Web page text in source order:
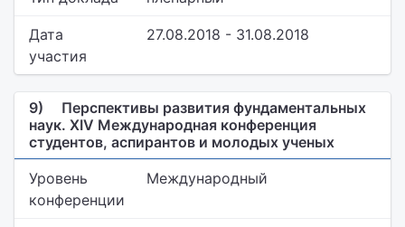
Дата
участия
27.08.2018 - 31.08.2018
9)
Перспективы развития фундаментальных
наук. XIV Международная конференция
студентов, аспирантов и молодых ученых
Уровень
конференции
Международный